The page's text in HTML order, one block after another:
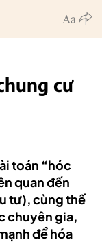
cư
toán “hóc
quan đến
tư), cùng thế
chuyên gia,
để hóa